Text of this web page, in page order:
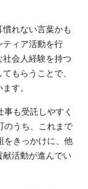
れない言葉かも
ティア活動を行
社会人経験を持つ
もらうことで、
す。
も受託しやすく
のうち、これまで
をきっかけに、他
献活動が進んでい